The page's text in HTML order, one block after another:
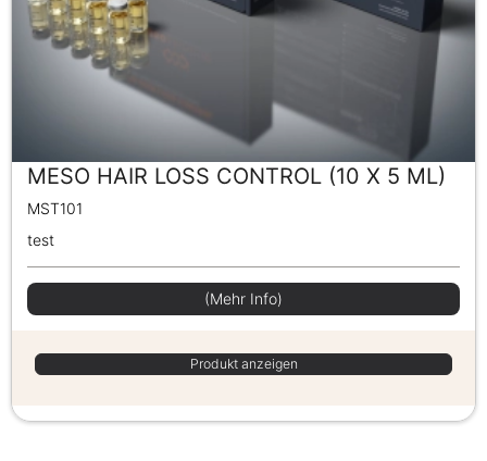
MESO HAIR LOSS CONTROL (10 X 5 ML)
MST101
test
(Mehr Info)
Produkt anzeigen